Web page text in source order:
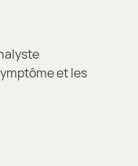
et les